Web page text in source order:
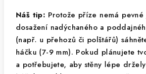
Náš tip: Protože příze nemá
dosažení nadýchaného a
(např. u přehozů či polštářů)
háčku (7-9 mm). Pokud plánujete
a potřebujete, aby stěny lépe